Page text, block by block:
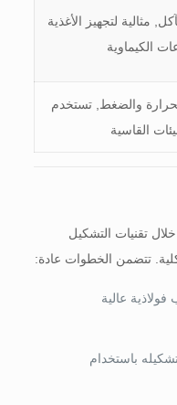
مثالية لتجهيز الأغذية
الكيماوية
والضغط, تستخدم
القاسية
تقنيات التشكيل
تتضمن الخطوات عادة:
فولاذية عالية
باستخدام